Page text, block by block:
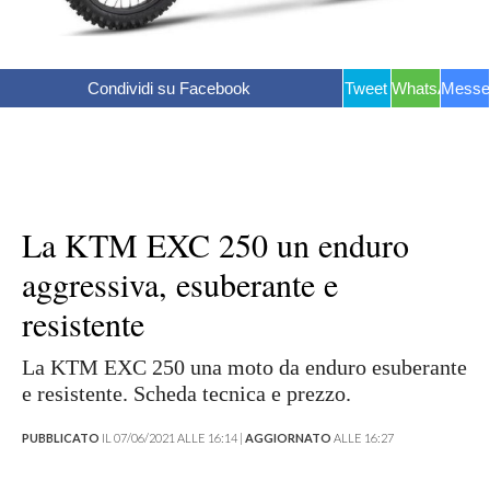
Condividi su Facebook Tweet WhatsApp
La KTM EXC 250 un enduro
aggressiva, esuberante e
resistente
La KTM EXC 250 una moto da enduro esuberante
e resistente. Scheda tecnica e prezzo.
PUBBLICATO IL 07/06/2021 ALLE 16:14 | AGGIORNATO ALLE 16:27